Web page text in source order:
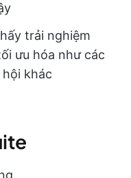
trải nghiệm
ưu hóa như các
khác